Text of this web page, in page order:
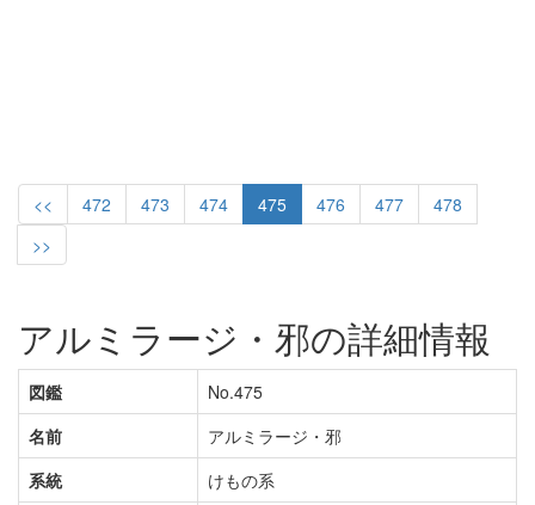
<< 472 473 474 475 476 477
478
>>
アルミラージ・邪の詳細情報
図鑑
No.475
名前
アルミラージ・邪
系統
けもの系